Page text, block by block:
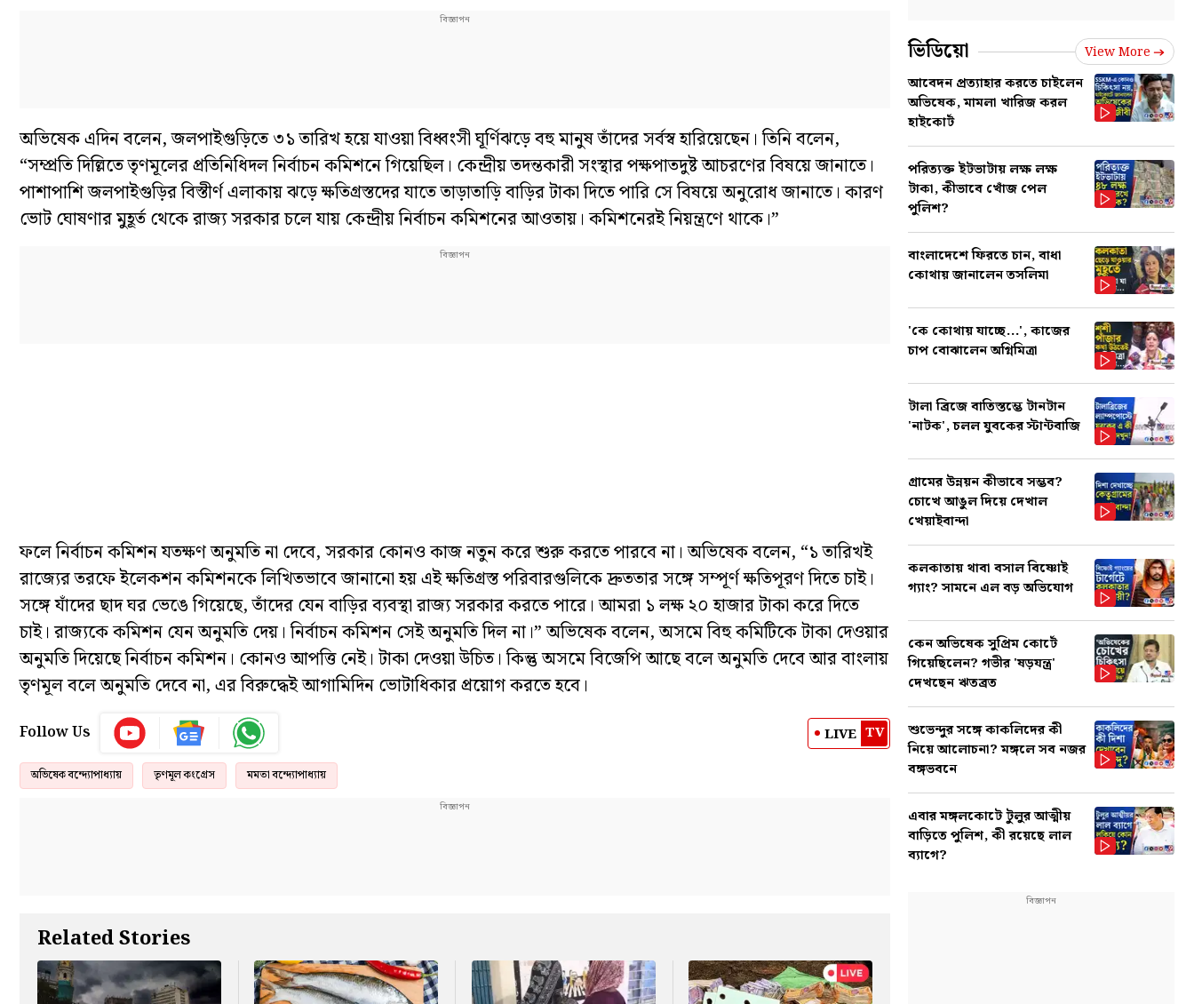
অভিষেক এদিন বলেন, জলপাইগুড়িতে ৩১ তারিখ হয়ে যাওয়া বিধ্বংসী ঘূর্ণিঝড়ে বহু মানুষ তাঁদের সর্বস্ব হারিয়েছেন। তিনি বলেন,
“সম্প্রতি দিল্লিতে তৃণমূলের প্রতিনিধিদল নির্বাচন কমিশনে গিয়েছিল। কেন্দ্রীয় তদন্তকারী সংস্থার পক্ষপাতদুষ্ট আচরণের বিষয়ে জানাতে।
পাশাপাশি জলপাইগুড়ির বিস্তীর্ণ এলাকায় ঝড়ে ক্ষতিগ্রস্তদের যাতে তাড়াতাড়ি বাড়ির টাকা দিতে পারি সে বিষয়ে অনুরোধ জানাতে। কারণ
ভোট ঘোষণার মুহূর্ত থেকে রাজ্য সরকার চলে যায় কেন্দ্রীয় নির্বাচন কমিশনের আওতায়। কমিশনেরই নিয়ন্ত্রণে থাকে।”
ফলে নির্বাচন কমিশন যতক্ষণ অনুমতি না দেবে, সরকার কোনও কাজ নতুন করে শুরু করতে পারবে না। অভিষেক বলেন, “১ তারিখই
রাজ্যের তরফে ইলেকশন কমিশনকে লিখিতভাবে জানানো হয় এই ক্ষতিগ্রস্ত পরিবারগুলিকে দ্রুততার সঙ্গে সম্পূর্ণ ক্ষতিপূরণ দিতে চাই।
সঙ্গে যাঁদের ছাদ ঘর ভেঙে গিয়েছে, তাঁদের যেন বাড়ির ব্যবস্থা রাজ্য সরকার করতে পারে। আমরা ১ লক্ষ ২০ হাজার টাকা করে দিতে
চাই। রাজ্যকে কমিশন যেন অনুমতি দেয়। নির্বাচন কমিশন সেই অনুমতি দিল না।” অভিষেক বলেন, অসমে বিহু কমিটিকে টাকা দেওয়ার
অনুমতি দিয়েছে নির্বাচন কমিশন। কোনও আপত্তি নেই। টাকা দেওয়া উচিত। কিন্তু অসমে বিজেপি আছে বলে অনুমতি দেবে আর বাংলায়
তৃণমূল বলে অনুমতি দেবে না, এর বিরুদ্ধেই আগামিদিন ভোটাধিকার প্রয়োগ করতে হবে।
Follow Us LIVE TV
অভিষেক বন্দ্যোপাধ্যায় তৃণমূল কংগ্রেস মমতা বন্দ্যোপাধ্যায়
Related Stories
ভিডিয়ো View More
আবেদন প্রত্যাহার করতে চাইলেন
অভিষেক, মামলা খারিজ করল
হাইকোর্ট
পরিত্যক্ত ইটভাটায় লক্ষ লক্ষ
টাকা, কীভাবে খোঁজ পেল
পুলিশ?
বাংলাদেশে ফিরতে চান, বাধা
কোথায় জানালেন তসলিমা
'কে কোথায় যাচ্ছে...', কাজের
চাপ বোঝালেন অগ্নিমিত্রা
টালা ব্রিজে বাতিস্তম্ভে টানটান
'নাটক', চলল যুবকের স্টান্টবাজি
গ্রামের উন্নয়ন কীভাবে সম্ভব?
চোখে আঙুল দিয়ে দেখাল
খেয়াইবান্দা
কলকাতায় থাবা বসাল বিষ্ণোই
গ্যাং? সামনে এল বড় অভিযোগ
কেন অভিষেক সুপ্রিম কোর্টে
গিয়েছিলেন? গভীর 'ষড়যন্ত্র'
দেখছেন ঋতব্রত
শুভেন্দুর সঙ্গে কাকলিদের কী
নিয়ে আলোচনা? মঙ্গলে সব নজর
বঙ্গভবনে
এবার মঙ্গলকোটে টুলুর আত্মীয়
বাড়িতে পুলিশ, কী রয়েছে লাল
ব্যাগে?